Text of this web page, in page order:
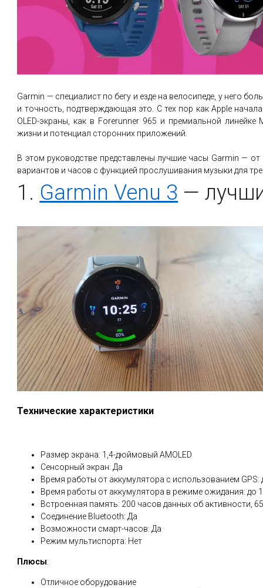
Garmin — специалист по бегу и езде на велосипеде, у него
и точность, подтверждающая это. С тех пор как Apple
OLED-экраны, как в Forerunner 965 и премиальной
жизни и потенциал сторонних приложений.
В этом руководстве представлены лучшие часы Garmin —
вариантов и часов с функцией прослушивания музыки для
1. Garmin Venu 3 —
Технические характеристики
Размер экрана: 1,4-дюймовый AMOLED
Сенсорный экран: Да
Время работы от аккумулятора с использованием
Время работы от аккумулятора в режиме ожидания: до
Встроенная память: 200 часов данных об активности,
Соединение Bluetooth: Да
Возможности смарт-часов: Да
Режим мультиспорта: Нет
Плюсы:
Отличное оборудование